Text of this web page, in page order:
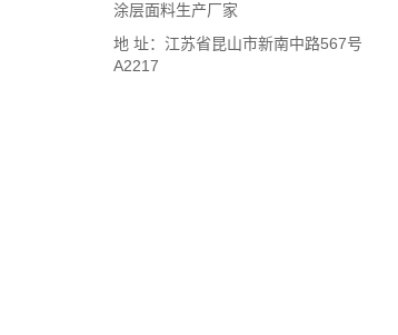
涂层面料生产厂家
地 址：江苏省昆山市新南中路567号
A2217